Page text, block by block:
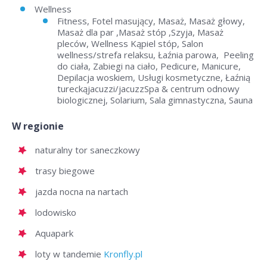
Wellness
Fitness, Fotel masujący, Masaż, Masaż głowy,
Masaż dla par ,Masaż stóp ,Szyja, Masaż
pleców, Wellness Kąpiel stóp, Salon
wellness/strefa relaksu, Łaźnia parowa, Peeling
do ciała, Zabiegi na ciało, Pedicure, Manicure,
Depilacja woskiem, Usługi kosmetyczne, Łaźnią
tureckąjacuzzi/jacuzzSpa & centrum odnowy
biologicznej, Solarium, Sala gimnastyczna, Sauna
W regionie
naturalny tor saneczkowy
trasy biegowe
jazda nocna na nartach
lodowisko
Aquapark
loty w tandemie Kronfly.pl